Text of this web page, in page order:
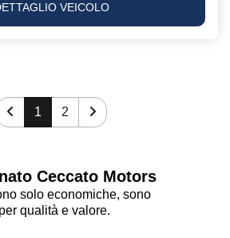
VEICOLO
1 2
Ceccato Motors
solo economiche, sono
qualità e valore.